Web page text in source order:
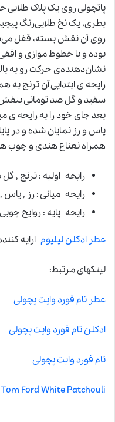
پاتچولی روی یک پلاک
روی آن نقش بسته، قفل
بوده و با خطوط موازی و
نشان‌دهنده‌ی حرکت رو به
رایحه ی ابتدایی آن ترنج
سفید و گل صد تومانی
بعد جای خود را به رایحه ی
یاس و رز نمایان شده و در
همراه نعناع هندی و چوب
رایحه اولیه : ترنج ,
رایحه میانی : رز ,
رایحه پایه : روایح
عطر ادکلن لیلیوم ارایه
لینکهای مرتبط:
عطر تام فورد وایت پچولی
ادکلن تام فورد وایت پچولی
تام فورد وایت پچولی
Tom Ford White Patchouli